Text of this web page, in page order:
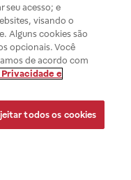
seu acesso; e
visando o
Alguns cookies são
opcionais. Você
de acordo com
e
todos os cookies